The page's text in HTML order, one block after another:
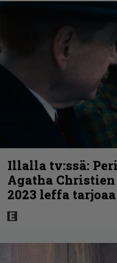
Illalla tv:ssä:
Agatha Christien
2023 leffa